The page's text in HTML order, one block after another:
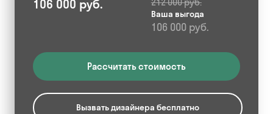
106 000 руб.
Ваша выгода
106 000 руб.
Рассчитать стоимость
Вызвать дизайнера бесплатно